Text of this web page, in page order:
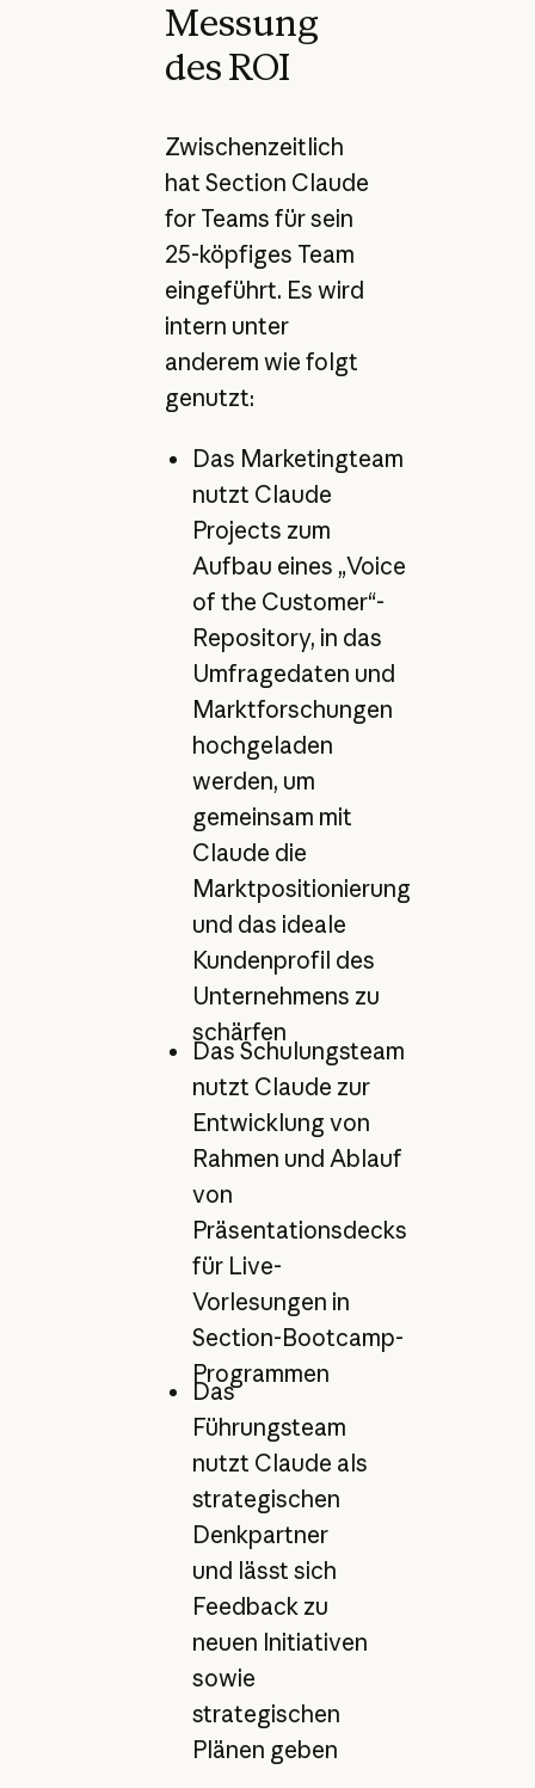
Messung
des ROI
Zwischenzeitlich
hat Section Claude
for Teams für sein
25-köpfiges Team
eingeführt. Es wird
intern unter
anderem wie folgt
genutzt:
Das Marketingteam
nutzt Claude
Projects zum
Aufbau eines „Voice
of the Customer“-
Repository, in das
Umfragedaten und
Marktforschungen
hochgeladen
werden, um
gemeinsam mit
Claude die
Marktpositionierung
und das ideale
Kundenprofil des
Unternehmens zu
schärfen
Das Schulungsteam
nutzt Claude zur
Entwicklung von
Rahmen und Ablauf
von
Präsentationsdecks
für Live-
Vorlesungen in
Section-Bootcamp-
Programmen
Das
Führungsteam
nutzt Claude als
strategischen
Denkpartner
und lässt sich
Feedback zu
neuen Initiativen
sowie
strategischen
Plänen geben